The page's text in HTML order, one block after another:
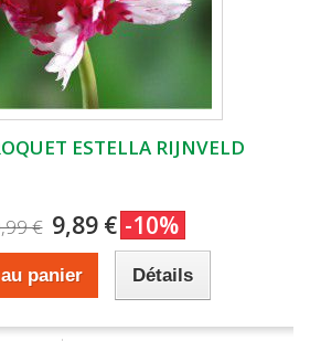
ESTELLA RIJNVELD
€ 9,89 € -10%
panier Détails